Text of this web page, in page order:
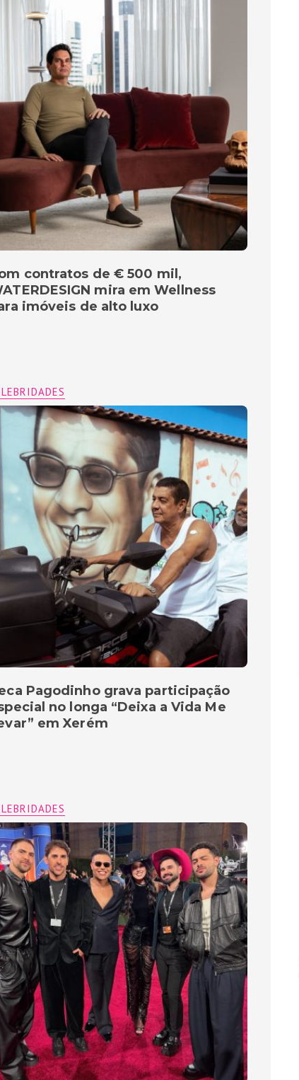
contratos de € 500 mil,
mira em Wellness
imóveis de alto luxo
Pagodinho grava participação
no longa “Deixa a Vida Me
em Xerém